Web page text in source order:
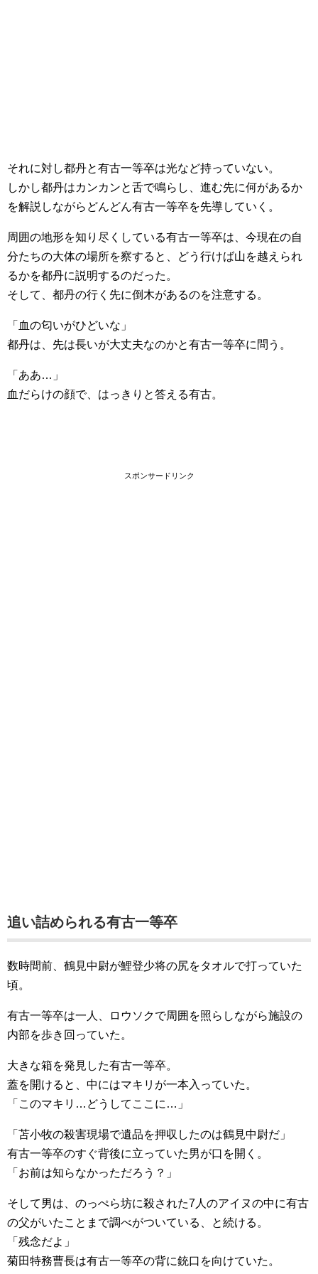
それに対し都丹と有古一等卒は光など持っていない。
しかし都丹はカンカンと舌で鳴らし、進む先に何があるか
を解説しながらどんどん有古一等卒を先導していく。
周囲の地形を知り尽くしている有古一等卒は、今現在の自
分たちの大体の場所を察すると、どう行けば山を越えられ
るかを都丹に説明するのだった。
そして、都丹の行く先に倒木があるのを注意する。
「血の匂いがひどいな」
都丹は、先は長いが大丈夫なのかと有古一等卒に問う。
「ああ…」
血だらけの顔で、はっきりと答える有古。
スポンサードリンク
追い詰められる有古一等卒
数時間前、鶴見中尉が鯉登少将の尻をタオルで打っていた
頃。
有古一等卒は一人、ロウソクで周囲を照らしながら施設の
内部を歩き回っていた。
大きな箱を発見した有古一等卒。
蓋を開けると、中にはマキリが一本入っていた。
「このマキリ…どうしてここに…」
「苫小牧の殺害現場で遺品を押収したのは鶴見中尉だ」
有古一等卒のすぐ背後に立っていた男が口を開く。
「お前は知らなかっただろう？」
そして男は、のっぺら坊に殺された7人のアイヌの中に有古
の父がいたことまで調べがついている、と続ける。
「残念だよ」
菊田特務曹長は有古一等卒の背に銃口を向けていた。